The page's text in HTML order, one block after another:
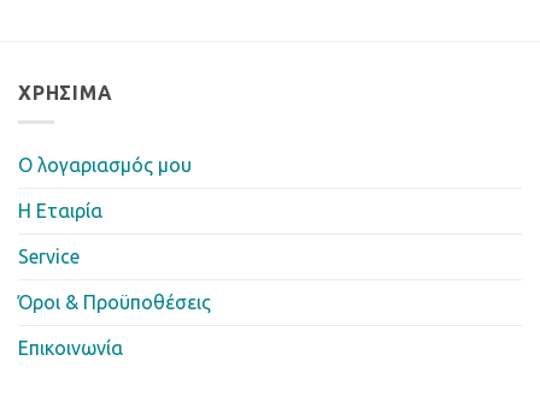
ΧΡΉΣΙΜΑ
Ο λογαριασμός μου
Η Eταιρία
Service
Όροι & Προϋποθέσεις
Επικοινωνία